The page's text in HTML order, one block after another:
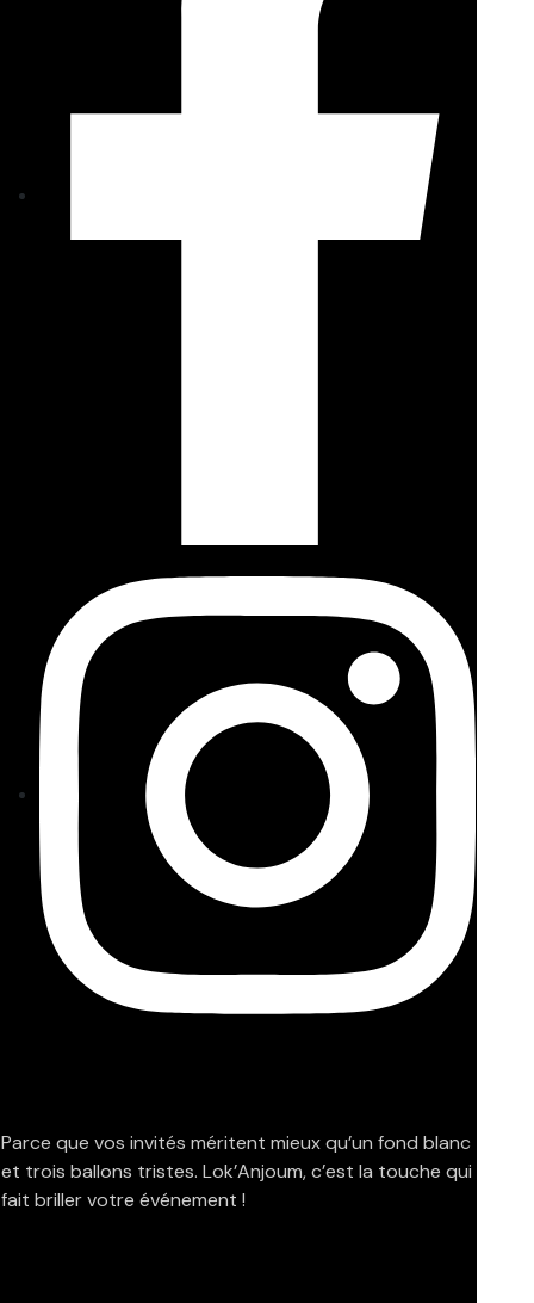
Parce que vos invités méritent mieux qu’un fond blanc
et trois ballons tristes. Lok’Anjoum, c’est la touche qui
fait briller votre événement !